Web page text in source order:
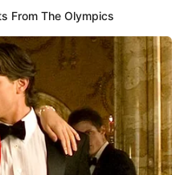
57 años: ¿A qué hora
la querida cantante
vida este 22 de mayo a los 57
contra enfermedad. En esta
velada y a qué hora se dará
Princesita Mily